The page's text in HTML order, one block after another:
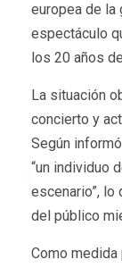
europea de la
espectáculo
los 20 años
La situación
concierto y
Según
“un individuo
escenario”, lo
del público
Como